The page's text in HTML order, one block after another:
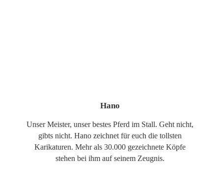
Hano
Unser Meister, unser bestes Pferd im Stall. Geht nicht,
gibts nicht. Hano zeichnet für euch die tollsten
Karikaturen. Mehr als 30.000 gezeichnete Köpfe
stehen bei ihm auf seinem Zeugnis.